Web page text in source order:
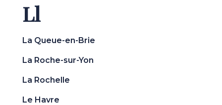
Ll
La Queue-en-Brie
La Roche-sur-Yon
La Rochelle
Le Havre